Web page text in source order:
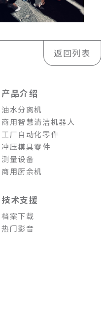
返回列表
产品介绍
油水分离机
商用智慧清洁机器人
工厂自动化零件
冲压模具零件
测量设备
商用厨余机
技术支援
档案下载
热门影音